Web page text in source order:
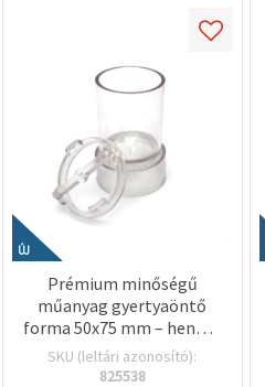
ÚJ
Prémium minőségű
műanyag gyertyaöntő
forma 50x75 mm – henger
alak, hegyes tetővel,
tökéletes kézzel
SKU (leltári azonosító):
825538